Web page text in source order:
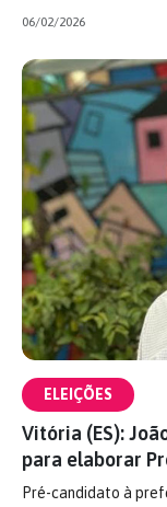
06/02/2026
ELEIÇÕES
Vitória (ES):
para elaborar
Pré-candidato à